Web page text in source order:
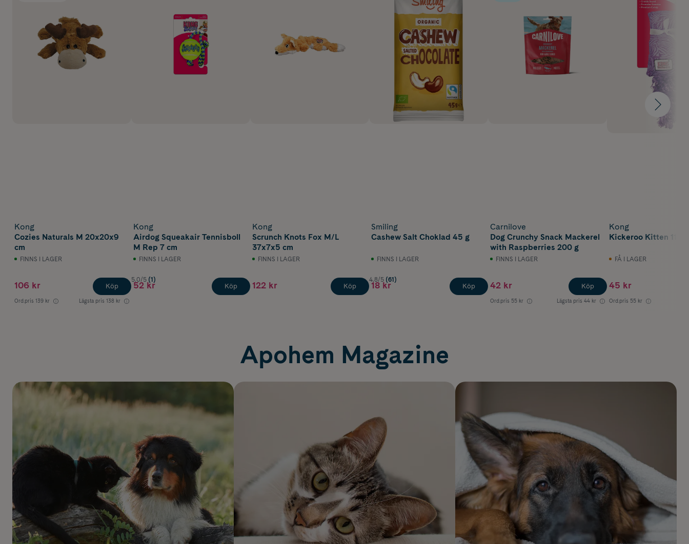
Kong
Cozies Naturals M 20x20x9
cm
FINNS I LAGER
106 kr
Ord.pris 139 kr Lägsta pris 138 kr
Köp
Kong
Airdog Squeakair Tennisboll
M Rep 7 cm
FINNS I LAGER
5.0/5 (1)
52 kr Köp
Kong
Scrunch Knots Fox M/L
37x7x5 cm
FINNS I LAGER
122 kr Köp
Smiling
Cashew Salt Choklad 45 g
FINNS I LAGER
4.8/5 (61)
18 kr Köp
Carnilove
Dog Crunchy Snack Mackerel
with Raspberries 200 g
FINNS I LAGER
42 kr
Ord.pris 55 kr Lägsta pris 44 kr
Köp
Kong
Kickeroo Kitten
FÅ I LAGER
45 kr
Ord.pris 55 kr
Apohem Magazine